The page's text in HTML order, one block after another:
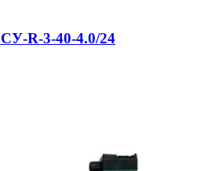
R-3-40-4.0/24